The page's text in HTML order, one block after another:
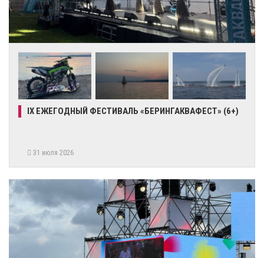
IX ЕЖЕГОДНЫЙ ФЕСТИВАЛЬ «БЕРИНГАКВАФЕСТ» (6+)
31 июля 2026